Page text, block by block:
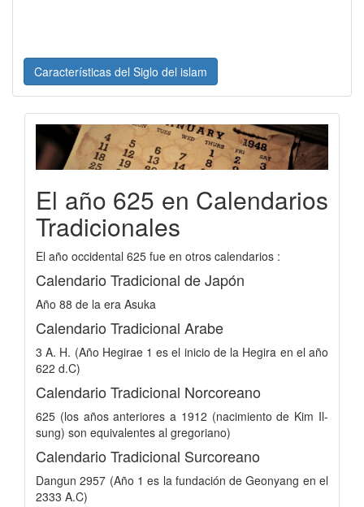
Características del Siglo del islam
El año 625 en Calendarios
Tradicionales
El año occidental 625 fue en otros calendarios :
Calendario Tradicional de Japón
Año 88 de la era Asuka
Calendario Tradicional Arabe
3 A. H. (Año Hegirae 1 es el inicio de la Hegira en el año
622 d.C)
Calendario Tradicional Norcoreano
625 (los años anteriores a 1912 (nacimiento de Kim Il-
sung) son equivalentes al gregoriano)
Calendario Tradicional Surcoreano
Dangun 2957 (Año 1 es la fundación de Geonyang en el
2333 A.C)